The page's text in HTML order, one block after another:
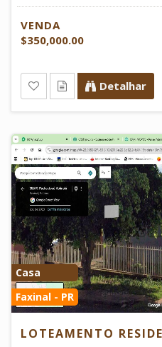
VENDA
$350,000.00
Detalhar
Casa
Faxinal - PR
LOTEAMENTO